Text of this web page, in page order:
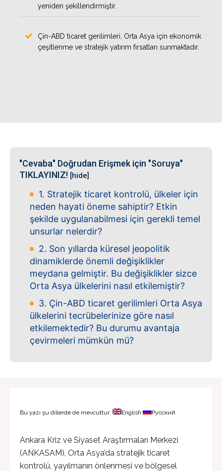
yeniden şekillendirmiştir.
Çin-ABD ticaret gerilimleri, Orta Asya için ekonomik
çeşitlenme ve stratejik yatırım fırsatları sunmaktadır.
"Cevaba" Doğrudan Erişmek için "Soruya"
TIKLAYINIZ! [hide]
1. Stratejik ticaret kontrolü, ülkeler için
neden hayati öneme sahiptir? Etkin
şekilde uygulanabilmesi için gerekli temel
unsurlar nelerdir?
2. Son yıllarda küresel jeopolitik
dinamiklerde önemli değişiklikler
meydana gelmiştir. Bu değişiklikler sizce
Orta Asya ülkelerini nasıl etkilemiştir?
3. Çin-ABD ticaret gerilimleri Orta Asya
ülkelerini tecrübelerinize göre nasıl
etkilemektedir? Bu durumu avantaja
çevirmeleri mümkün mü?
Bu yazı şu dillerde de mevcuttur: English Русский
Ankara Kriz ve Siyaset Araştırmaları Merkezi
(ANKASAM), Orta Asya’da stratejik ticaret
kontrolü, yayılmanın önlenmesi ve bölgesel